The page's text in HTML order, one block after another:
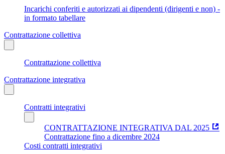
Incarichi conferiti e autorizzati ai dipendenti (dirigenti e non) -
in formato tabellare
Contrattazione collettiva
Contrattazione collettiva
Contrattazione integrativa
Contratti integrativi
CONTRATTAZIONE INTEGRATIVA DAL 2025
Contrattazione fino a dicembre 2024
Costi contratti integrativi